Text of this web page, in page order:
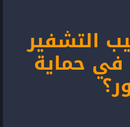
التشفير
في حماية